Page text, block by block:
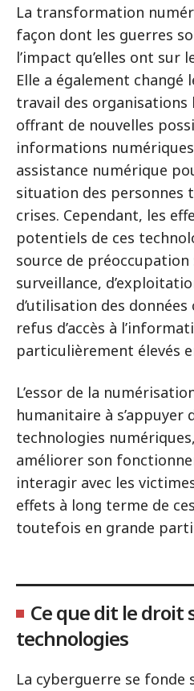
La transformation
façon dont les guerres
l’impact qu’elles ont sur
Elle a également changé
travail des
offrant de nouvelles
informations
assistance numérique
situation des personnes
crises. Cependant, les
potentiels de ces
source de préoccupation
surveillance,
d’utilisation des
refus d’accès à
particulièrement élevés
L’essor de la
humanitaire à s’appuyer
technologies
améliorer son
interagir avec les
effets à long terme de
toutefois en grande
Ce que dit le droit
technologies
La cyberguerre se fonde